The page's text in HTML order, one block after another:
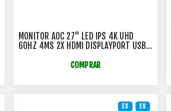
MONITOR AOC 27" LED IPS 4K UHD
60HZ 4MS 2X HDMI DISPLAYPORT USB -
COMPRAR
ES ES